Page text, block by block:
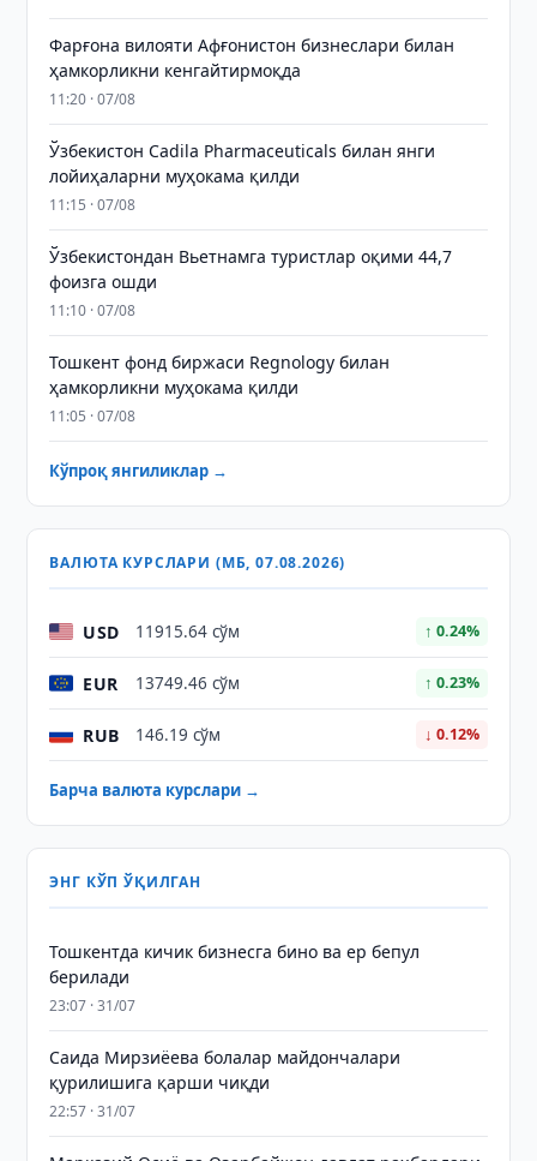
Фарғона вилояти Афғонистон бизнеслари билан
ҳамкорликни кенгайтирмоқда
11:20 · 07/08
Ўзбекистон Cadila Pharmaceuticals билан янги
лойиҳаларни муҳокама қилди
11:15 · 07/08
Ўзбекистондан Вьетнамга туристлар оқими 44,7
фоизга ошди
11:10 · 07/08
Тошкент фонд биржаси Regnology билан
ҳамкорликни муҳокама қилди
11:05 · 07/08
Кўпроқ янгиликлар →
ВАЛЮТА КУРСЛАРИ (МБ, 07.08.2026)
USD 11915.64 сўм ↑ 0.24%
EUR 13749.46 сўм ↑ 0.23%
RUB 146.19 сўм ↓ 0.12%
Барча валюта курслари →
ЭНГ КЎП ЎҚИЛГАН
Тошкентда кичик бизнесга бино ва ер бепул
берилади
23:07 · 31/07
Саида Мирзиёева болалар майдончалари
қурилишига қарши чиқди
22:57 · 31/07